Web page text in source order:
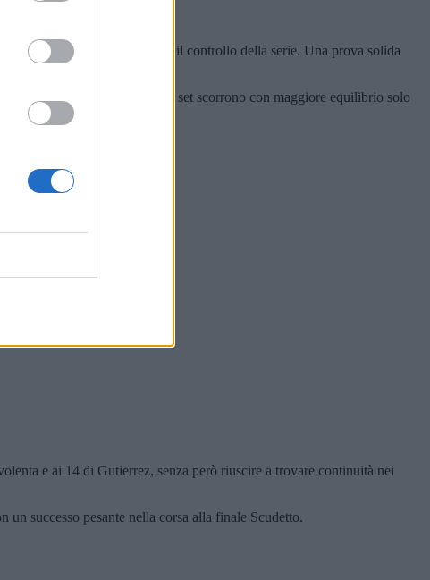
per 3-1 e prendendo il controllo della serie. Una prova solida
e incisività: il terzo e quarto set scorrono con maggiore equilibrio solo
e ai 14 di Gutierrez, senza però riuscire a trovare continuità nei
successo pesante nella corsa alla finale Scudetto.